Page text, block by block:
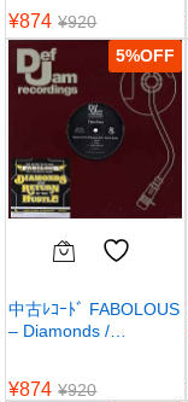
¥874 ¥920
5%
中古ﾚｺｰﾄﾞ FABOLOUS
– Diamonds /…
¥874 ¥920